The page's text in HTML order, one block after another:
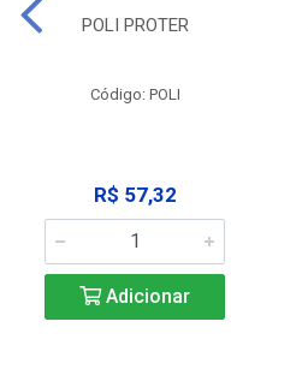
POLI PROTER
Código: POLI
R$ 57,32
Adicionar